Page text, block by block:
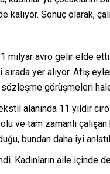
Sonuç olarak,
milyar avro gelir elde
yer alıyor. Afiş
sözleşme görüşmeleri
alanında 11 yıldır
tam zamanlı çalışan
bundan daha iyi
Kadınların aile